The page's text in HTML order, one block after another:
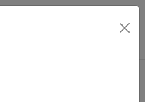
토글
필터